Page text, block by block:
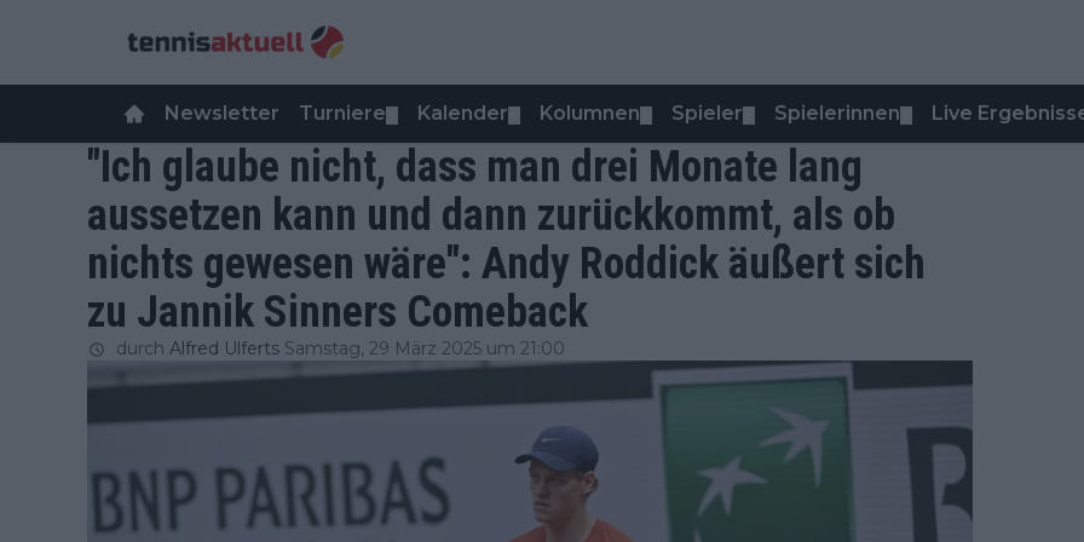
Newsletter Turniere Kalender Kolumnen Spieler Spielerinnen Live
"Ich glaube nicht, dass man drei Monate lang
aussetzen kann und dann zurückkommt, als ob
nichts gewesen wäre": Andy Roddick äußert sich
zu Jannik Sinners Comeback
durch Alfred Ulferts Samstag, 29 März 2025 um 21:00